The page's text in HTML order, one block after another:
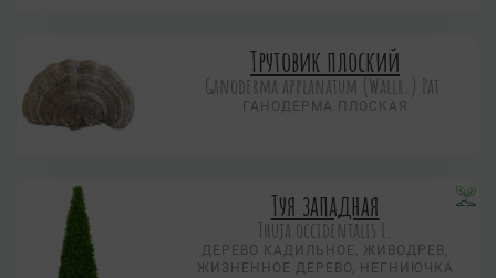
Трутовик плоский
Ganoderma applanatum (Wallr.) Pat.
ГАНОДЕРМА ПЛОСКАЯ
Туя западная
Thuja occidentalis L.
ДЕРЕВО КАДИЛЬНОЕ, ЖИВОДРЕВ,
ЖИЗНЕННОЕ ДЕРЕВО, НЕГНИЮЧКА